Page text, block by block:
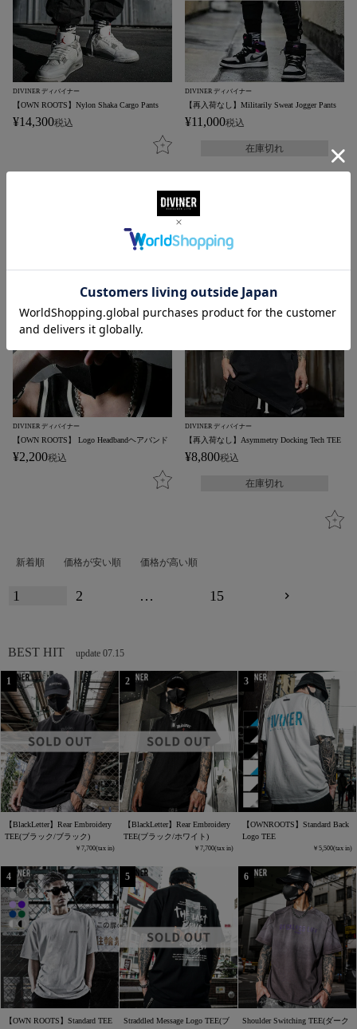
DIVINER ディバイナー
【OWN ROOTS】Nylon Shaka Cargo Pants
¥14,300税込
DIVINER ディバイナー
【再入荷なし】Militarily Sweat Jogger Pants
¥11,000税込
在庫切れ
DIVINER ディバイナー
【OWN ROOTS】 Logo Headbandヘアバンド
¥2,200税込
DIVINER ディバイナー
【再入荷なし】Asymmetry Docking Tech TEE
¥8,800税込
在庫切れ
新着順 価格が安い順 価格が高い順
1 2 … 15
BEST HIT update 07.15
【BlackLetter】Rear Embroidery
TEE(ブラック/ブラック)
7,700
【BlackLetter】Rear Embroidery
TEE(ブラック/ホワイト)
7,700
【OWNROOTS】Standard Back
Logo TEE
5,500
【OWN ROOTS】Standard TEE
Straddled Message Logo TEE(ブ
Shoulder Switching TEE(ダーク